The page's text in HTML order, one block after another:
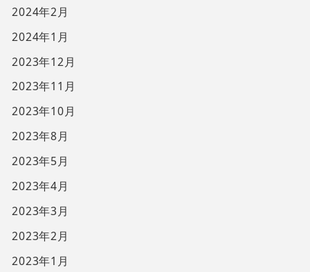
2024年2月
2024年1月
2023年12月
2023年11月
2023年10月
2023年8月
2023年5月
2023年4月
2023年3月
2023年2月
2023年1月